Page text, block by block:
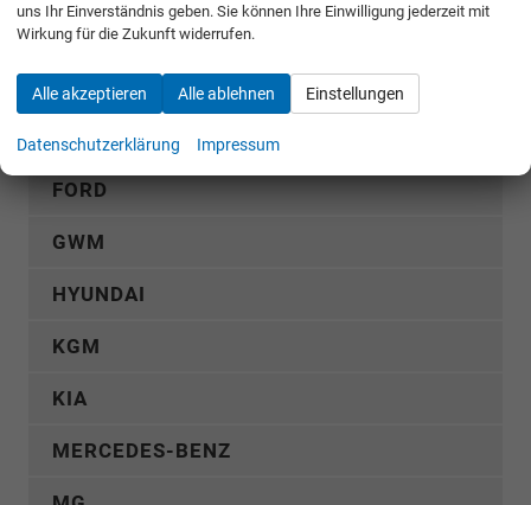
CUPRA
DACIA
FIAT
FORD
GWM
HYUNDAI
KGM
KIA
MERCEDES-BENZ
uns Ihr Einverständnis geben. Sie können Ihre Einwilligung jederzeit mit
Wirkung für die Zukunft widerrufen.
Alle akzeptieren Alle ablehnen Einstellungen
Datenschutzerklärung Impressum